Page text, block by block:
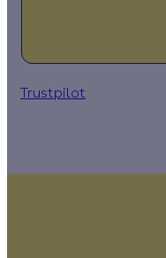
Trustpilot